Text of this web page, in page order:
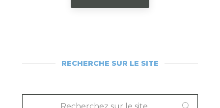
RECHERCHE SUR LE SITE